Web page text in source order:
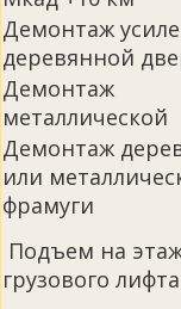
Демонтаж
деревянной
Демонтаж
металлической
Демонтаж
или
фрамуги
Подъем на
грузового лифта